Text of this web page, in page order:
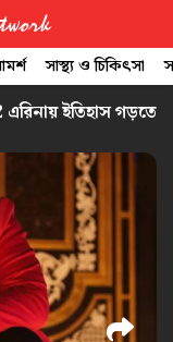
সাস্থ্য ও চিকিৎসা
ইতিহাস গড়তে